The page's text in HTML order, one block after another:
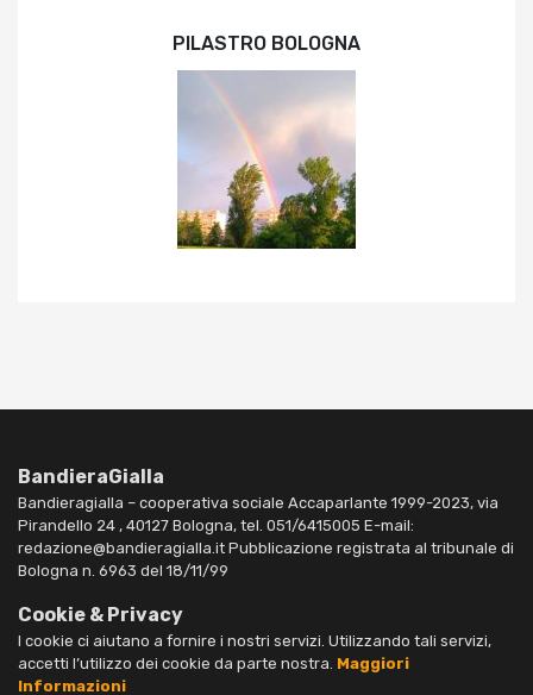
PILASTRO BOLOGNA
BandieraGialla
Bandieragialla – cooperativa sociale Accaparlante 1999-2023, via
Pirandello 24 , 40127 Bologna, tel. 051/6415005 E-mail:
redazione@bandieragialla.it Pubblicazione registrata al tribunale di
Bologna n. 6963 del 18/11/99
Cookie & Privacy
I cookie ci aiutano a fornire i nostri servizi. Utilizzando tali servizi,
accetti l’utilizzo dei cookie da parte nostra. Maggiori
Informazioni